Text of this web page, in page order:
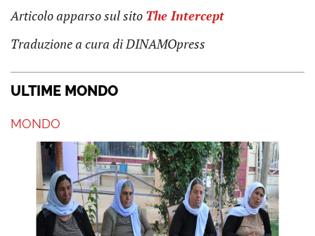
Articolo apparso sul sito The Intercept
Traduzione a cura di DINAMOpress
ULTIME MONDO
MONDO